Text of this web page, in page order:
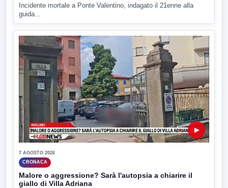
Incidente mortale a Ponte Valentino, indagato il 21enne alla
guida...
▶
7 AGOSTO 2026
CRONACA
Malore o aggressione? Sarà l'autopsia a chiarire il
giallo di Villa Adriana